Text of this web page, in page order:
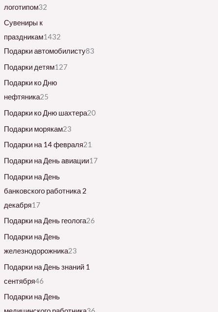
логотипом32
Сувениры к
праздникам1432
Подарки автомобилисту83
Подарки детям127
Подарки ко Дню
нефтяника25
Подарки ко Дню шахтера20
Подарки морякам23
Подарки на 14 февраля21
Подарки на День авиации17
Подарки на День
банковского работника 2
декабря17
Подарки на День геолога26
Подарки на День
железнодорожника23
Подарки на День знаний 1
сентября46
Подарки на День